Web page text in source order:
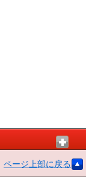
ページ上部に戻る